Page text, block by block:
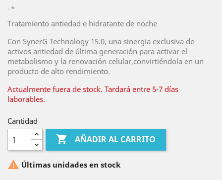
*
Tratamiento antiedad e hidratante de noche
Con SynerG Technology 15.0, una sinergia exclusiva de
activos antiedad de última generación para activar el
metabolismo y la renovación celular,convirtiéndola en un
producto de alto rendimiento.
Actualmente fuera de stock. Tardará entre 5-7 días
laborables.
Cantidad
 AÑADIR AL CARRITO
 Últimas unidades en stock